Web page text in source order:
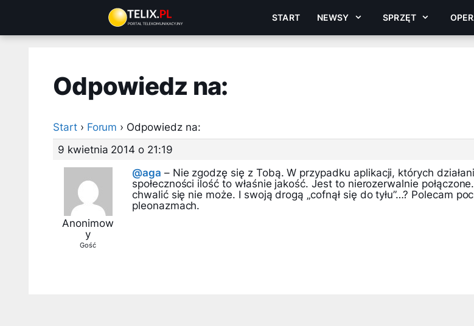
treści
START NEWSY SPRZĘT
Odpowiedz na:
Start › Forum › Odpowiedz na:
9 kwietnia 2014 o 21:19
Anonimow
y
Gość
@aga – Nie zgodzę się z Tobą. W przypadku aplikacji, których
społeczności ilość to właśnie jakość. Jest to nierozerwalnie
chwalić się nie może. I swoją drogą „cofnął się do tyłu”…? Polecam
pleonazmach.